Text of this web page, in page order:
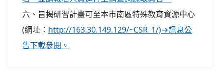
六、旨揭研習計畫可至本市南區特殊教育資源中心
(網址： http://163.30.149.129/~CSR_1/)→訊息公
告下載參閱。